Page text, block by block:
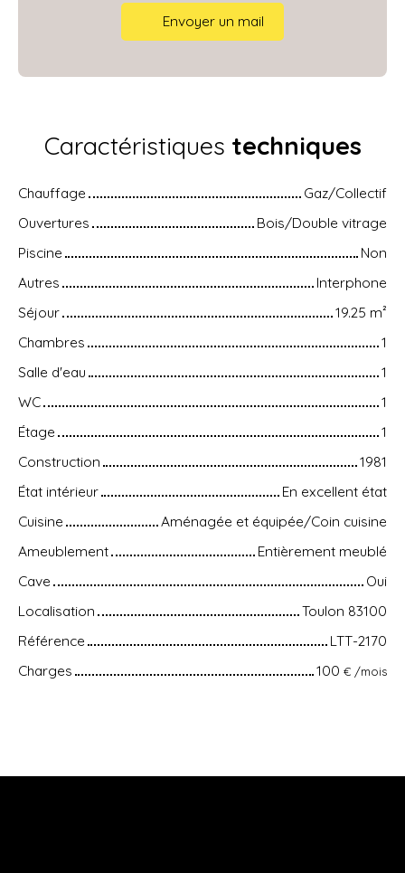
Envoyer un mail
Caractéristiques techniques
Chauffage
Gaz/Collectif
Ouvertures
Bois/Double vitrage
Piscine
Non
Autres
Interphone
Séjour
19.25 m²
Chambres
1
Salle d'eau
1
WC
1
Étage
1
Construction
1981
État intérieur
En excellent état
Cuisine
Aménagée et équipée/Coin cuisine
Ameublement
Entièrement meublé
Cave
Oui
Localisation
Toulon 83100
Référence
LTT-2170
Charges
100 € /mois